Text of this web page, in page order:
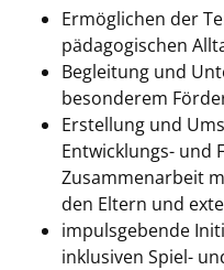
Ermöglichen der
pädagogischen
Begleitung und
besonderem
Erstellung und
Entwicklungs- und
Zusammenarbeit
den Eltern und
impulsgebende
inklusiven Spiel-